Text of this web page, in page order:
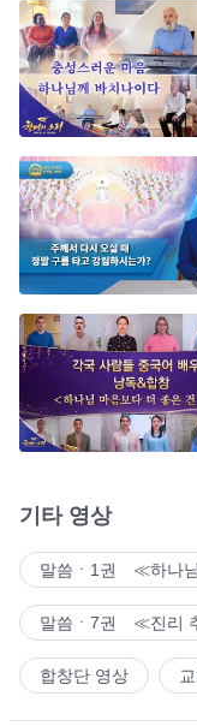
기타 영상
말씀ㆍ1권 ≪하나
말씀ㆍ7권 ≪진리
합창단 영상